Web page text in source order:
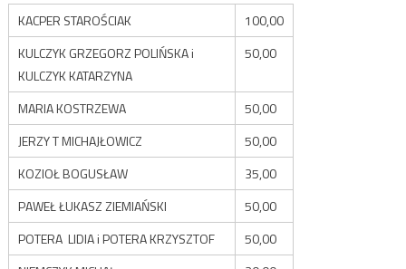
KACPER STAROŚCIAK
100,00
KULCZYK GRZEGORZ POLIŃSKA i
KULCZYK KATARZYNA
50,00
MARIA KOSTRZEWA
50,00
JERZY T MICHAJŁOWICZ
50,00
KOZIOŁ BOGUSŁAW
35,00
PAWEŁ ŁUKASZ ZIEMIAŃSKI
50,00
POTERA LIDIA i POTERA KRZYSZTOF
50,00